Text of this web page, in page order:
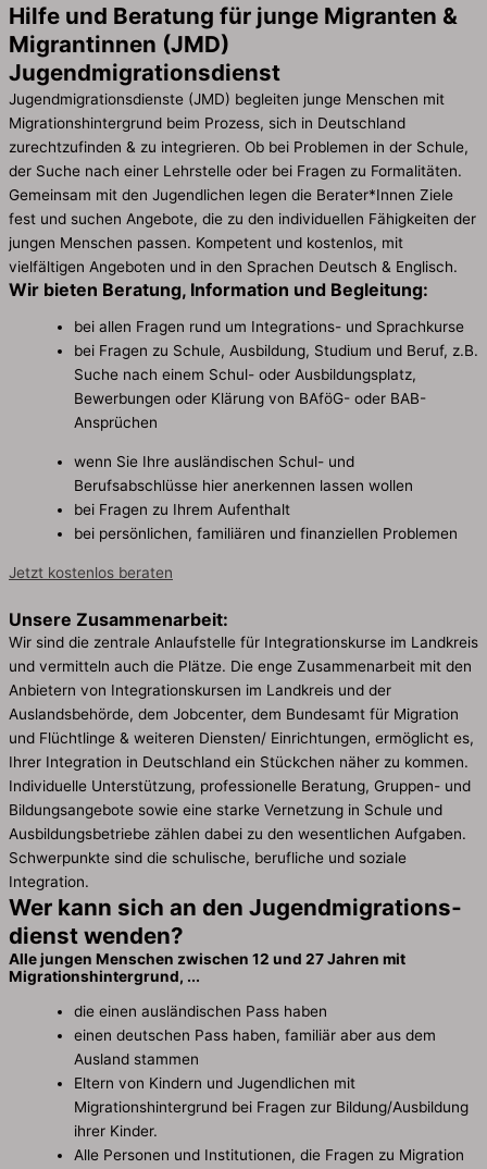
Hilfe und Beratung für junge Migranten &
Migrantinnen (JMD)
Jugend­migrations­dienst
Jugendmigrationsdienste (JMD) begleiten junge Menschen mit
Migrationshintergrund beim Prozess, sich in Deutschland
zurechtzufinden & zu integrieren. Ob bei Problemen in der Schule,
der Suche nach einer Lehrstelle oder bei Fragen zu Formalitäten.
Gemeinsam mit den Jugendlichen legen die Berater*Innen Ziele
fest und suchen Angebote, die zu den individuellen Fähigkeiten der
jungen Menschen passen. Kompetent und kostenlos, mit
vielfältigen Angeboten und in den Sprachen Deutsch & Englisch.
Wir bieten Beratung, Information und Begleitung:
bei allen Fragen rund um Integrations- und Sprachkurse
bei Fragen zu Schule, Ausbildung, Studium und Beruf, z.B.
Suche nach einem Schul- oder Ausbildungsplatz,
Bewerbungen oder Klärung von BAföG- oder BAB-
Ansprüchen
wenn Sie Ihre ausländischen Schul- und
Berufsabschlüsse hier anerkennen lassen wollen
bei Fragen zu Ihrem Aufenthalt
bei persönlichen, familiären und finanziellen Problemen
Jetzt kostenlos beraten
Unsere Zusammenarbeit:
Wir sind die zentrale Anlaufstelle für Integrationskurse im Landkreis
und vermitteln auch die Plätze. Die enge Zusammenarbeit mit den
Anbietern von Integrationskursen im Landkreis und der
Auslandsbehörde, dem Jobcenter, dem Bundesamt für Migration
und Flüchtlinge & weiteren Diensten/ Einrichtungen, ermöglicht es,
Ihrer Integration in Deutschland ein Stückchen näher zu kommen.
Individuelle Unterstützung, professionelle Beratung, Gruppen- und
Bildungsangebote sowie eine starke Vernetzung in Schule und
Ausbildungsbetriebe zählen dabei zu den wesentlichen Aufgaben.
Schwerpunkte sind die schulische, berufliche und soziale
Integration.
Wer kann sich an den Jugend­migrations­
dienst wenden?
Alle jungen Menschen zwischen 12 und 27 Jahren mit
Migrations­hintergrund, ...
die einen ausländischen Pass haben
einen deutschen Pass haben, familiär aber aus dem
Ausland stammen
Eltern von Kindern und Jugendlichen mit
Migrationshintergrund bei Fragen zur Bildung/Ausbildung
ihrer Kinder.
Alle Personen und Institutionen, die Fragen zu Migration